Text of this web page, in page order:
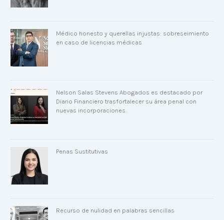
Médico honesto y querellas injustas: sobreseimiento
en caso de licencias médicas
Nelson Salas Stevens Abogados es destacado por
Diario Financiero trasfortalecer su área penal con
nuevas incorporaciones.
Penas Sustitutivas
Recurso de nulidad en palabras sencillas